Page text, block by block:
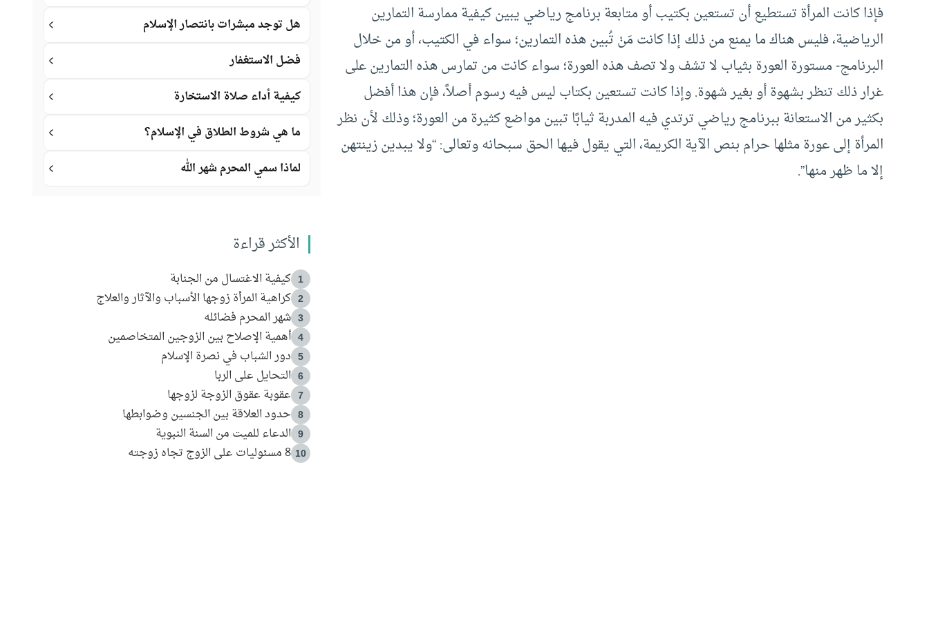
فإذا كانت المرأة تستطيع أن تستعين بكتيب أو متابعة برنامج رياضي يبين كيفية ممارسة التمارين
الرياضية، فليس هناك ما يمنع من ذلك إذا كانت مَنْ تُبين هذه التمارين؛ سواء في الكتيب، أو من خلال
البرنامج- مستورة العورة بثياب لا تشف ولا تصف هذه العورة؛ سواء كانت من تمارس هذه التمارين على
غرار ذلك تنظر بشهوة أو بغير شهوة. وإذا كانت تستعين بكتاب ليس فيه رسوم أصلاً، فإن هذا أفضل
بكثير من الاستعانة ببرنامج رياضي ترتدي فيه المدربة ثيابًا تبين مواضع كثيرة من العورة؛ وذلك لأن نظر
المرأة إلى عورة مثلها حرام بنص الآية الكريمة، التي يقول فيها الحق سبحانه وتعالى: “ولا يبدين زينتهن
إلا ما ظهر منها”.
هل توجد مبشرات بانتصار الإسلام
فضل الاستغفار
كيفية أداء صلاة الاستخارة
ما هي شروط الطلاق في الإسلام؟
لماذا سمي المحرم شهر الله
الأكثر قراءة
1 كيفية الاغتسال من الجنابة
2 كراهية المرأة زوجها الأسباب والآثار والعلاج
3 شهر المحرم فضائله
4 أهمية الإصلاح بين الزوجين المتخاصمين
5 دور الشباب في نصرة الإسلام
6 التحايل على الربا
7 عقوبة عقوق الزوجة لزوجها
8 حدود العلاقة بين الجنسين وضوابطها
9 الدعاء للميت من السنة النبوية
10 8 مسئوليات على الزوج تجاه زوجته